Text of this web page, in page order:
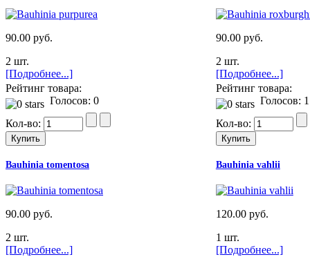
90.00 руб.
2 шт.
[Подробнее...]
Рейтинг товара:
Голосов: 0
Кол-во:
90.00 руб.
2 шт.
[Подробнее...]
Рейтинг товара:
Голосов: 1
Кол-во:
Bauhinia tomentosa
90.00 руб.
2 шт.
[Подробнее...]
Bauhinia vahlii
120.00 руб.
1 шт.
[Подробнее...]